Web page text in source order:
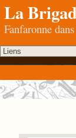
La
Fanfaronne